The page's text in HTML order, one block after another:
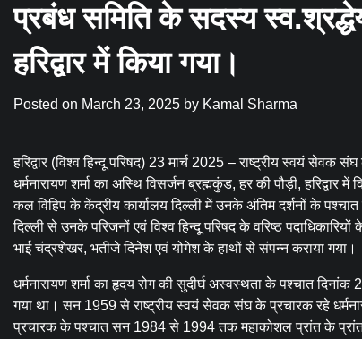
प्रबंध समिति के सदस्य
हरिद्वार में किया गया।
Posted on March 23, 2025 by Kamal Sharma
हरिद्वार (विश्व हिन्दू परिषद) 23 मार्च 2025 – राष्ट्रीय स्वयं सेवक
धर्मनारायण शर्मा का अस्थि विसर्जन ब्रह्मकुंड, हर की पौड़ी, हरिद्वार में
कल विहिप के केंद्रीय कार्यालय दिल्ली में उनके अंतिम दर्शनों के
दिल्ली से उनके परिजनों एवं विश्व हिन्दू परिषद के वरिष्ठ
भाई चंद्रशेखर, भतीजे दिनेश एवं योगेश के हाथों से संपन्न कराया गया।
धर्मनारायण शर्मा का हृदय रोग की सुदीर्घ अस्वस्थता के पश्चात
गया था। सन 1959 से राष्ट्रीय स्वयं सेवक संघ के प्रचारक रहे
प्रचारक के पश्चात सन 1984 से 1994 तक महाकोशल प्रांत के